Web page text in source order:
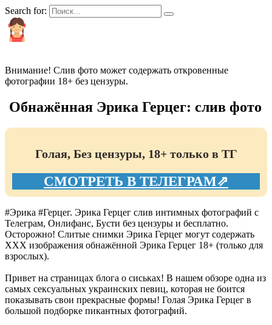
Search for:
Внимание! Слив фото может содержать откровенные
фотографии 18+ без цензуры.
Обнажённая Эрика Герцег: слив фото
Голая, Без цензуры, 18+ только в ТГ
СМОТРЕТЬ В ТЕЛЕГРАМ⇗
#Эрика #Герцег. Эрика Герцег слив интимных фотографий с
Телеграм, Онлифанс, Бусти без цензуры и бесплатно.
Осторожно! Слитые снимки Эрика Герцег могут содержать
XXX изображения обнажённой Эрика Герцег 18+ (только для
взрослых).
Привет на страницах блога о сиськах! В нашем обзоре одна из
самых сексуальных украинских певиц, которая не боится
показывать свои прекрасные формы! Голая Эрика Герцег в
большой подборке пикантных фотографий.